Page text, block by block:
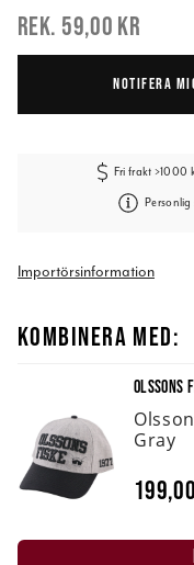
59,00 kr
NOTIFERA
Fri frakt >1000
Personlig
Importörsinformation
KOMBINERA MED:
OLSSONS
Gray